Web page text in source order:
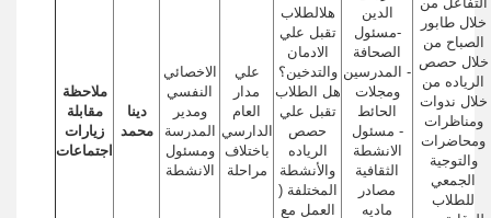
خلال طابور
الصباح من
خلال حصص
الرياده من
خلال ندوات
ومناظرات
ومحاضرات
والتوجية
الجمعي
للطلاب
الدين
-مسئول
الصحافة
- المدرسين
ومجلات
الحائط
- مسئول
الانشطة
الثقافية
مصادر
ماديه
هلالطلاب
تقبل علي
الادمان
والتدخين؟
هل الطلاب
تقبل علي
حصص
الرياده
والأنشطة
المختلفة (
العمل مع
علي
مدار
العام
الدارسي
باختلاف
مراحلة
الاخصائي
النفسي
ومدير
المدرسة
ومسئول
الانشطة
دينا
محمد
ملاحظة
مقابلة
زيارات
اجتماعات